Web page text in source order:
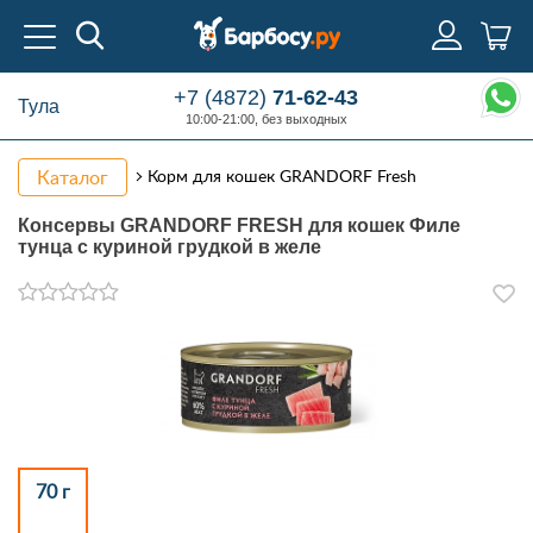
Тула +7 (4872)71-62-43
10:00-21:00, без выходных
Каталог Корм для кошек GRANDORF Fresh
Консервы GRANDORF FRESH для кошек Филе
тунца с куриной грудкой в желе
70 г